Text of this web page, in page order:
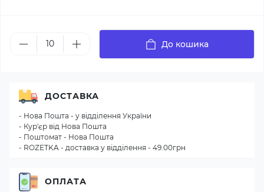
До кошика
ДОСТАВКА
- Нова Пошта - у відділення України
- Кур'єр від Нова Пошта
- Поштомат - Нова Пошта
- ROZETKA - доставка у відділення - 49.00грн
ОПЛАТА